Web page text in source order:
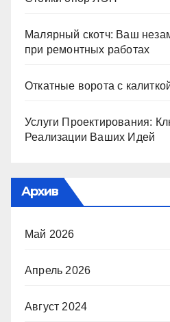
Малярный скотч: Ваш
при ремонтных работах
Откатные ворота с
Услуги Проектирования:
Реализации Ваших Идей
Архив
Май 2026
Апрель 2026
Август 2024